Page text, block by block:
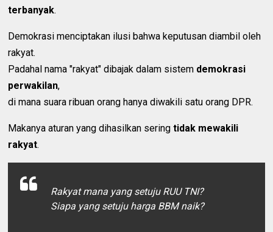
terbanyak.
Demokrasi menciptakan ilusi bahwa keputusan diambil oleh
rakyat.
Padahal nama "rakyat" dibajak dalam sistem demokrasi
perwakilan,
di mana suara ribuan orang hanya diwakili satu orang DPR.
Makanya aturan yang dihasilkan seringtidak mewakili
rakyat.
Rakyat mana yang setuju RUU TNI?
Siapa yang setuju harga BBM naik?